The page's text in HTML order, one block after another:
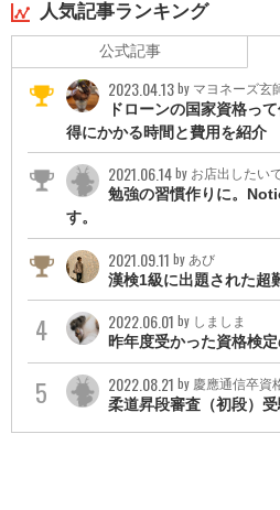
CG-ARTS Webデザイナー エキスパー
プロジェクトマネージャー
技術士
人気記事ランキング
公式記事
2023.04.13by マヨネーズ玄
ドローンの国家資格っ
得にかかる時間と費用を紹介
2021.06.14by お店出したいで
勉強の習慣作りに。
す。
2021.09.11 by あび
漢検1級に出題された超
2022.06.01 by しましま
昨年度受かった資格検
2022.08.21 by 慶應通信卒資
柔道昇段審査（初段）